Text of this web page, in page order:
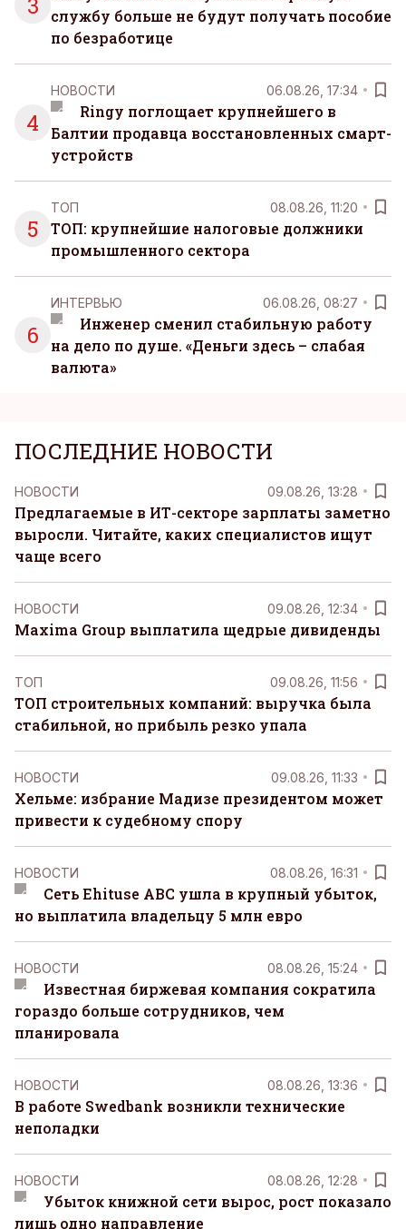
службу больше не будут получать пособие
по безработице
4
НОВОСТИ 06.08.26, 17:34
Ringy поглощает крупнейшего в
Балтии продавца восстановленных смарт-
устройств
5
ТОП 08.08.26, 11:20
ТОП: крупнейшие налоговые должники
промышленного сектора
6
ИНТЕРВЬЮ 06.08.26, 08:27
Инженер сменил стабильную работу
на дело по душе. «Деньги здесь – слабая
валюта»
ПОСЛЕДНИЕ НОВОСТИ
НОВОСТИ 09.08.26, 13:28
Предлагаемые в ИТ-секторе зарплаты заметно
выросли. Читайте, каких специалистов ищут
чаще всего
НОВОСТИ 09.08.26, 12:34
Maxima Group выплатила щедрые дивиденды
ТОП 09.08.26, 11:56
ТОП строительных компаний: выручка была
стабильной, но прибыль резко упала
НОВОСТИ 09.08.26, 11:33
Хельме: избрание Мадизе президентом может
привести к судебному спору
НОВОСТИ 08.08.26, 16:31
Сеть Ehituse ABC ушла в крупный убыток,
но выплатила владельцу 5 млн евро
НОВОСТИ 08.08.26, 15:24
Известная биржевая компания сократила
гораздо больше сотрудников, чем
планировала
НОВОСТИ 08.08.26, 13:36
В работе Swedbank возникли технические
неполадки
НОВОСТИ 08.08.26, 12:28
Убыток книжной сети вырос, рост показало
лишь одно направление